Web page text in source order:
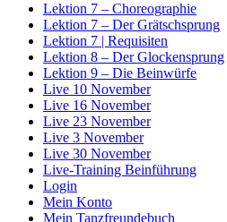
Lektion 7 – Choreographie
Lektion 7 – Der Grätschsprung
Lektion 7 | Requisiten
Lektion 8 – Der Glockensprung
Lektion 9 – Die Beinwürfe
Live 10 November
Live 16 November
Live 23 November
Live 3 November
Live 30 November
Live-Training Beinführung
Login
Mein Konto
Mein Tanzfreundebuch